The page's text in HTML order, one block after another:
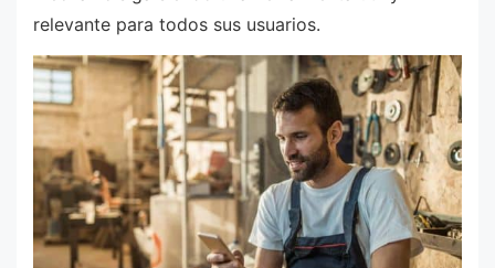
relevante para todos sus usuarios.